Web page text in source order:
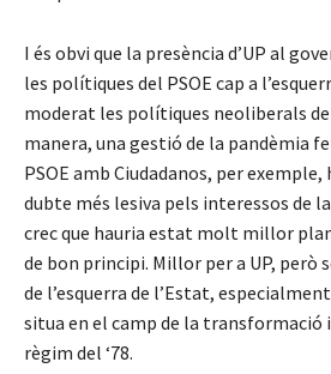
I és obvi que la presència d’UP al
les polítiques del PSOE cap a
moderat les polítiques neoliberals
manera, una gestió de la pandèmia
PSOE amb Ciudadanos, per
dubte més lesiva pels interessos de
crec que hauria estat molt millor
de bon principi. Millor per a UP,
de l’esquerra de l’Estat,
situa en el camp de la transformació
règim del ‘78.